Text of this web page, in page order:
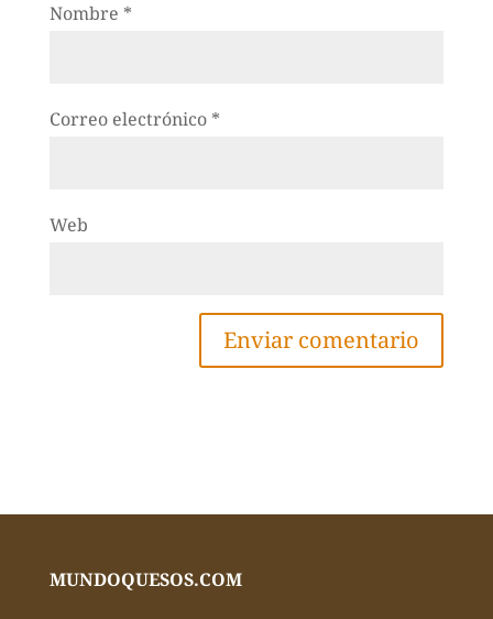
Nombre *
Correo electrónico *
Web
MUNDOQUESOS.COM